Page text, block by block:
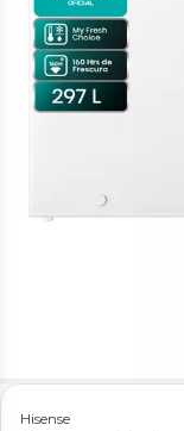
Hisense